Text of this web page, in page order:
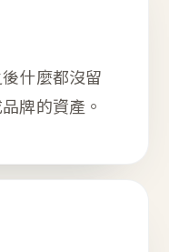
什麼都沒留
牌的資產。